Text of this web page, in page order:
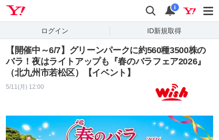
検索 通知
i
ログイン ID新規取得
【開催中～6/7】グリーンパークに約560種3500株の
バラ！夜はライトアップも『春のバラフェア2026』
（北九州市若松区）【イベント】
5/11(月) 12:00